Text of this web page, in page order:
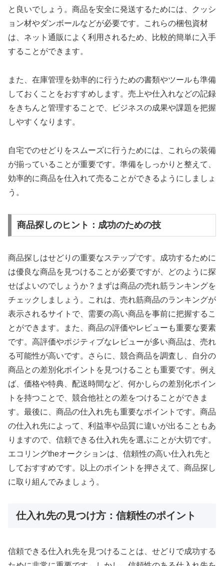
と良いでしょう。商品を安全に発送するためには、クッシ
ョン材やダンボールなどが必要です。これらの梱包資材
は、ネット通販によく利用されるため、比較的簡単に入手
することができます。
また、在庫管理を効率的に行うための書類やツールも準備
しておくことをおすすめします。売上や仕入れなどの記録
をきちんと管理することで、ビジネスの成果や課題を把握
しやすくなります。
自宅でのせどりをスムーズに行うためには、これらの装備
が揃っていることが重要です。準備をしっかりと整えて、
効率的に商品を仕入れて売ることができるようにしましょ
う。
商品探しのヒント：成功のための技
商品探しはせどりの重要なステップです。成功するために
は優良な商品を見つけることが必要ですが、どのように探
せばよいのでしょうか？まずは商品の売れ筋ランキングを
チェックしましょう。これは、売れ筋商品のランキングが
表示されるサイトで、需要の高い商品を事前に把握するこ
とができます。また、商品の評価やレビューも重要な要素
です。高評価やポジティブなレビューが多い商品は、売れ
る可能性が高いです。さらに、競合商品を調査し、自分の
商品との差別化ポイントを見つけることも重要です。例え
ば、価格や特典、配送時間など、何かしらの差別化ポイン
トを持つことで、競合他社との差をつけることができま
す。最後に、商品の仕入れ先も重要なポイントです。商品
の仕入れ先によって、利益率や品質に違いが出ることもあ
りますので、信頼できる仕入れ先を選ぶことが大切です。
エコリングtheオークションは、信頼性の高い仕入れ先と
しておすすめです。以上のポイントを押さえて、商品探し
に取り組んでみましょう。
仕入れ先の見つけ方：信頼性のポイント
信頼できる仕入れ先を見つけることは、せどりで成功する